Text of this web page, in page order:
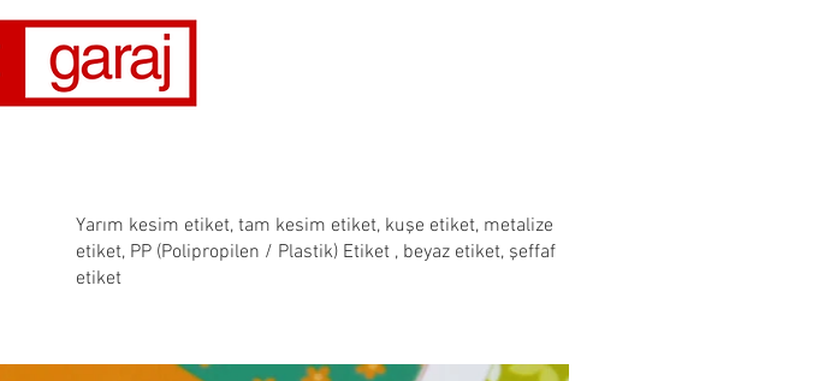
Yarım kesim etiket, tam kesim etiket, kuşe etiket, metalize
etiket, PP (Polipropilen / Plastik) Etiket , beyaz etiket, şeffaf
etiket